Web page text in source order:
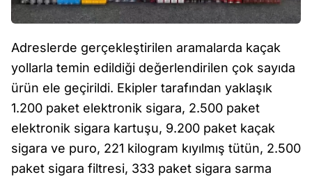
Adreslerde gerçekleştirilen aramalarda kaçak
yollarla temin edildiği değerlendirilen çok sayıda
ürün ele geçirildi. Ekipler tarafından yaklaşık
1.200 paket elektronik sigara, 2.500 paket
elektronik sigara kartuşu, 9.200 paket kaçak
sigara ve puro, 221 kilogram kıyılmış tütün, 2.500
paket sigara filtresi, 333 paket sigara sarma